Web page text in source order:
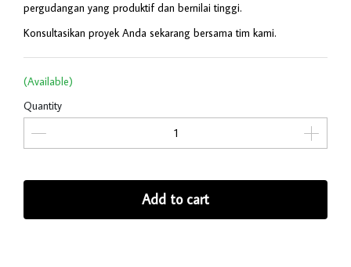
pergudangan yang produktif dan bernilai tinggi.
Konsultasikan proyek Anda sekarang bersama tim kami.
(Available)
Quantity
Add to cart